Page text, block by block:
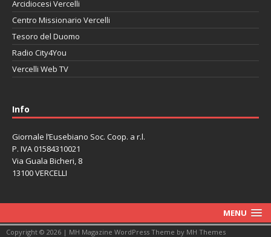
Arcidiocesi Vercelli
Centro Missionario Vercelli
Tesoro del Duomo
Radio City4You
Vercelli Web TV
Info
Giornale l’Eusebiano Soc. Coop. a r.l.
P. IVA 01584310021
Via Guala Bicheri, 8
13100 VERCELLI
MENU
Copyright © 2026 | MH Magazine WordPress Theme by MH Themes